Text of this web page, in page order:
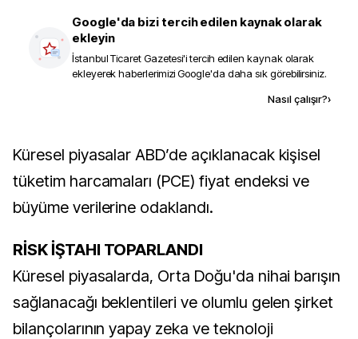
Google'da bizi tercih edilen kaynak olarak
ekleyin
İstanbul Ticaret Gazetesi'i tercih edilen kaynak olarak
ekleyerek haberlerimizi Google'da daha sık görebilirsiniz.
Nasıl çalışır?›
Küresel piyasalar ABD’de açıklanacak kişisel
tüketim harcamaları (PCE) fiyat endeksi ve
büyüme verilerine odaklandı.
RİSK İŞTAHI TOPARLANDI
Küresel piyasalarda, Orta Doğu'da nihai barışın
sağlanacağı beklentileri ve olumlu gelen şirket
bilançolarının yapay zeka ve teknoloji